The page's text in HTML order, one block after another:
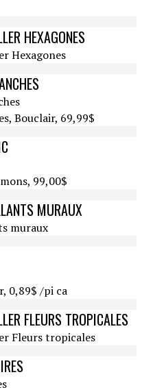
HEXAGONES
Bouclair, 69,99$
99,00$
MURAUX
0,89$ /pi ca
FLEURS TROPICALES